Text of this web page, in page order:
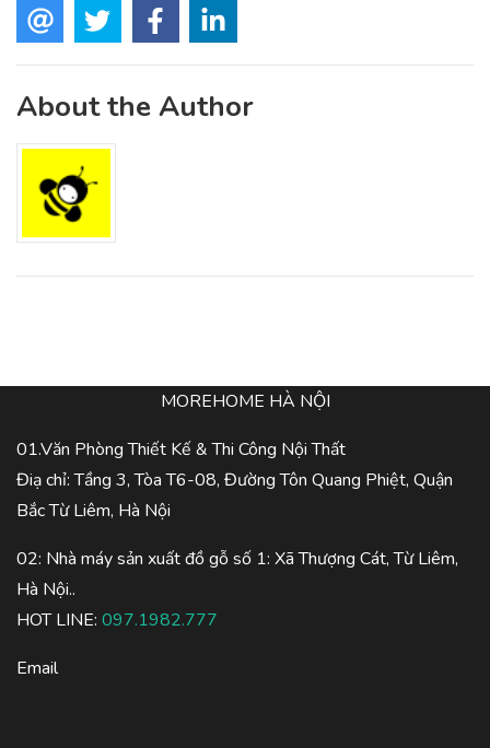
About the Author
MOREHOME HÀ NỘI
01.Văn Phòng Thiết Kế & Thi Công Nội Thất
Điạ chỉ: Tầng 3, Tòa T6-08, Đường Tôn Quang Phiệt, Quận
Bắc Từ Liêm, Hà Nội
02: Nhà máy sản xuất đồ gỗ số 1: Xã Thượng Cát, Từ Liêm,
Hà Nội..
HOT LINE: 097.1982.777
Email